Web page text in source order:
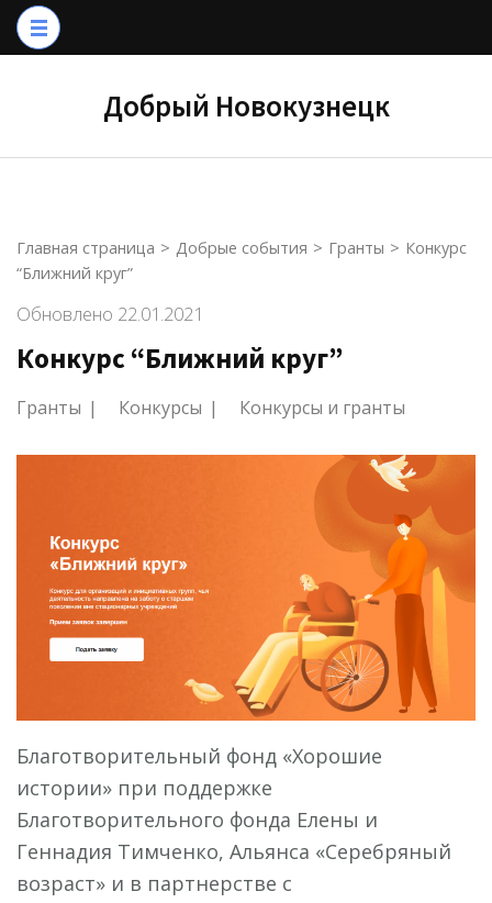
Перейти
Добрый Новокузнецк
Главная страница > Добрые события > Гранты > Конкурс
“Ближний круг”
Обновлено 22.01.2021
Конкурс “Ближний круг”
Гранты Конкурсы Конкурсы и гранты
Благотворительный фонд «Хорошие
истории» при поддержке
Благотворительного фонда Елены и
Геннадия Тимченко, Альянса «Серебряный
возраст» и в партнерстве с